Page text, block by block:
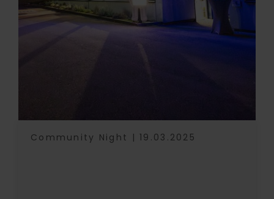
Community Night | 19.03.2025